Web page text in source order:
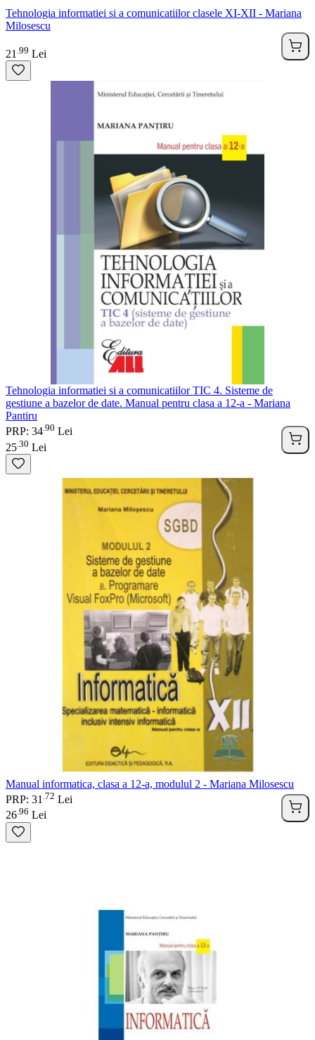
Tehnologia informatiei si a comunicatiilor clasele XI-XII - Mariana
Milosescu
21 99 Lei
Tehnologia informatiei si a comunicatiilor TIC 4. Sisteme de
gestiune a bazelor de date. Manual pentru clasa a 12-a - Mariana
Pantiru
PRP: 34 90 Lei
25 30 Lei
Manual informatica, clasa a 12-a, modulul 2 - Mariana Milosescu
PRP: 31 72 Lei
26 96 Lei